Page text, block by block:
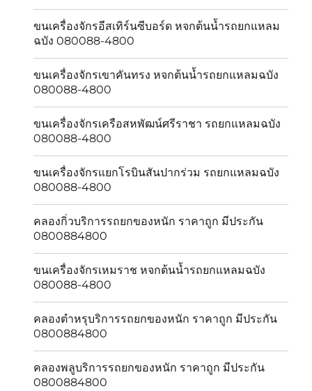
ขนเครื่องจักรอีสเทิร์นซีบอร์ด หจกต้นน้ำรถยกแหลม
ฉบัง 080088-4800
ขนเครื่องจักรเขาคันทรง หจกต้นน้ำรถยกแหลมฉบัง
080088-4800
ขนเครื่องจักรเครือสหพัฒน์ศรีราชา รถยกแหลมฉบัง
080088-4800
ขนเครื่องจักรแยกโรบินสันปากร่วม รถยกแหลมฉบัง
080088-4800
คลองกิ่วบริการรถยกของหนัก ราคาถูก มีประกัน
0800884800
ขนเครื่องจักรเหมราช หจกต้นน้ำรถยกแหลมฉบัง
080088-4800
คลองตำหรุบริการรถยกของหนัก ราคาถูก มีประกัน
0800884800
คลองพลูบริการรถยกของหนัก ราคาถูก มีประกัน
0800884800